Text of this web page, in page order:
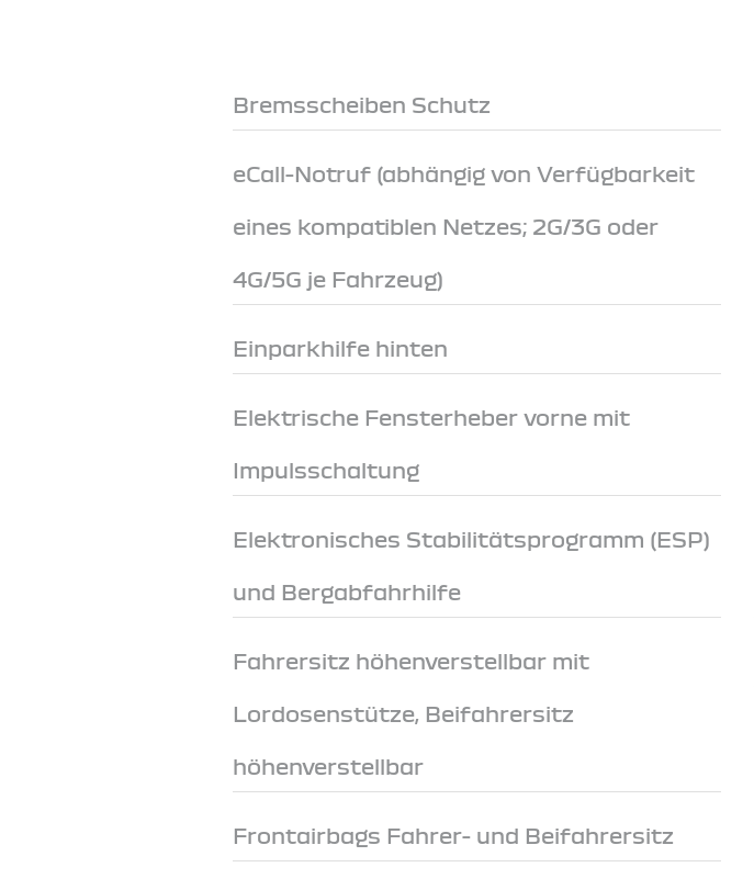
Bremsscheiben Schutz
eCall-Notruf (abhängig von Verfügbarkeit
eines kompatiblen Netzes; 2G/3G oder
4G/5G je Fahrzeug)
Einparkhilfe hinten
Elektrische Fensterheber vorne mit
Impulsschaltung
Elektronisches Stabilitätsprogramm (ESP)
und Bergabfahrhilfe
Fahrersitz höhenverstellbar mit
Lordosenstütze, Beifahrersitz
höhenverstellbar
Frontairbags Fahrer- und Beifahrersitz